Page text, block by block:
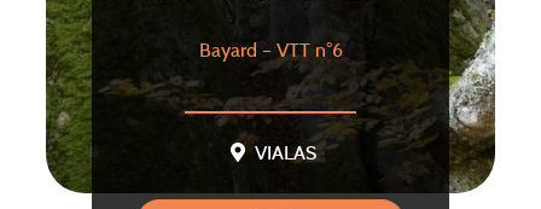
Bayard – VTT n°6
VIALAS